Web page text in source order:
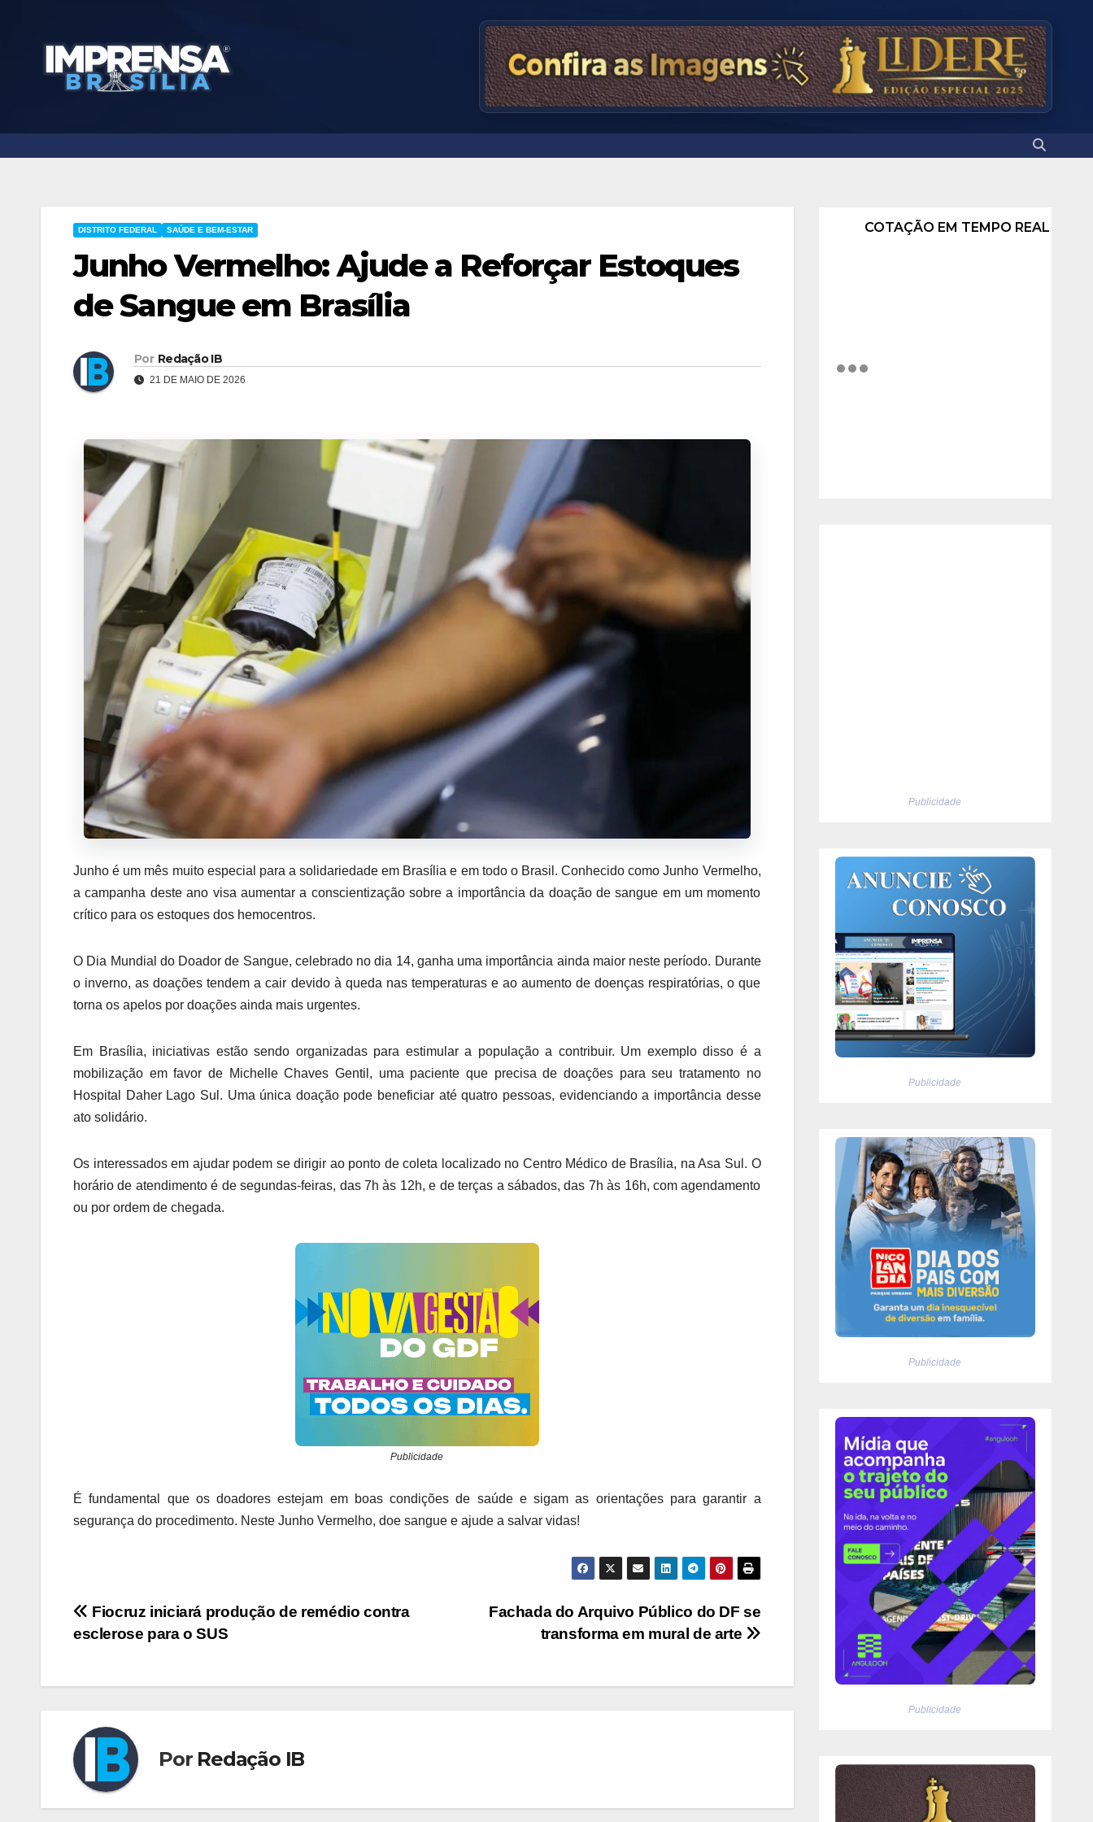
DISTRITO FEDERAL SAÚDE E BEM-ESTAR
Junho Vermelho: Ajude a Reforçar Estoques
de Sangue em Brasília
Por Redação IB
21 DE MAIO DE 2026
Junho é um mês muito especial para a solidariedade em Brasília e em todo o Brasil. Conhecido como Junho Vermelho,
a campanha deste ano visa aumentar a conscientização sobre a importância da doação de sangue em um momento
crítico para os estoques dos hemocentros.
O Dia Mundial do Doador de Sangue, celebrado no dia 14, ganha uma importância ainda maior neste período. Durante
o inverno, as doações tendem a cair devido à queda nas temperaturas e ao aumento de doenças respiratórias, o que
torna os apelos por doações ainda mais urgentes.
Em Brasília, iniciativas estão sendo organizadas para estimular a população a contribuir. Um exemplo disso é a
mobilização em favor de Michelle Chaves Gentil, uma paciente que precisa de doações para seu tratamento no
Hospital Daher Lago Sul. Uma única doação pode beneficiar até quatro pessoas, evidenciando a importância desse
ato solidário.
Os interessados em ajudar podem se dirigir ao ponto de coleta localizado no Centro Médico de Brasília, na Asa Sul. O
horário de atendimento é de segundas-feiras, das 7h às 12h, e de terças a sábados, das 7h às 16h, com agendamento
ou por ordem de chegada.
Publicidade
É fundamental que os doadores estejam em boas condições de saúde e sigam as orientações para garantir a
segurança do procedimento. Neste Junho Vermelho, doe sangue e ajude a salvar vidas!
Navegação
Post
Fachada do Arquivo Público do DF se
transforma em mural de arte
Fiocruz iniciará produção de remédio contra
esclerose para o SUS
Por Redação IB
COTAÇÃO EM TEMPO REAL
Publicidade
Publicidade
Publicidade
Publicidade